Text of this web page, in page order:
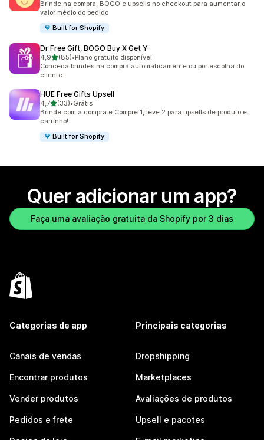
Brinde na compra, BOGO e upsells no checkout para aumentar o
valor médio do pedido
Built for Shopify
Dr Free Gift, BOGO Buy X Get Y
4,9de 5 estrelas
(85)
85 avaliações ao todo
•Plano gratuito disponível
Conceda brindes na compra automaticamente ou por escolha do
cliente
HUE Free Gifts Upsell
4,7de 5 estrelas
(33)
33 avaliações ao todo
•Grátis
Brinde com a compra e Compre 1, leve 2 para upsells de produto e
carrinho!
Built for Shopify
Quer adicionar um app?
Faça uma avaliação gratuita da Shopify por 3 dias
Categorias de app
Canais de vendas
Encontrar produtos
Vender produtos
Pedidos e frete
Principais categorias
Dropshipping
Marketplaces
Avaliações de produtos
Upsell e pacotes